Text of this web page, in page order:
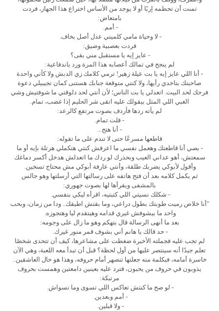
تمنت أن تحطمه إربًا أو لا يوجد من الأساس اختراع هذا الجهاز، فردت
بامتعاض:
- أمم.
- لا وحياة مامي كلميني عدل أصل بخاف.
فردت بعصبية وضيق:
- عايز إيه يا مستقبل مني بقى؟
لم ينجح في تمالك أعصابه هذا المرة ورد باندفاعية:
- أنا اللي عايز إيه يا بت عيلة زهير! ترمي كلامك زي الدبش ولا كأني واحدة
صاحبتك بتاخدي رأيها، ولا كنتي متوقعة جنابك هستنى كمان تجيبيلي دعوة
فرحك لحد البيت. اتعدلي يا بت الناس؛ لأن أنتي لحد دلوقتي ما شوفتيش وشي
الغبي اللي المثل بيقولك عليه اتقى شر الحليم إذا غضب، تمام.
لم يأته ردها فأردف بصوت مرتفع كالرعد:
- قلت تمام.
- أنا هتج...
قاطعها مسرعًا حتى لا تندم على ما تقوله:
- بصي أنا قاطعتك وهعمل نفسي ما اعرفش كنتي هتكملي هرتلة بإيه أو ما
سمعتش، أهو عداني العيب وبحذرك لو ردك ما اتعدلش هدخل أكسر دماغك
وأقول لأبوكي يضربك طلقة، وأنتي عارفة أبوكي مش محتاج تسخين.
ثم يكمل كلامه بعد أن فتح هاتفه على رسالتها التي أرسلتها وهو جالس
بالمشفى ويقرأها لها بصوت جهوري:
- شكلك نسيتي اللي كتبتيه، اقرأه ليكي بنفسي.
"أنا خلاص رميت طوبتك بطول دراعي، وما بقتش اطيقك.. ودا من زمان، وبحب
واحد ما بيشوفش غيري قدامه وهيتقدم ليا وهتجوزه.
بعد ما أنهى الرسالة قال بتهكم وهو ما زال على وجومه:
- حد قالك يا هانم أني بشوف قمر منور غيرك.
لم تجب عليه فجملته الأخيرة ضغطت على مشاعرها، كيف أن تتحدى شخصًا
تعلم جيدًا أنه سينتصر عليها من أول لحظة؟ قبل أن تبدأ معه اللعبة، وهي الآن
خاسرة أمامه، فبكلمة منه جعلتها تنصهر أمام حروفه، وهذا هو حال العاشقين..
يذوبون في حروف من يحبون، فترد عليه بعينين دامعتين وهمست بحروف
مرتبكة:
- لو صح ما كنتش تعاكس اللي تسوى وما تسواش.
- أمم وبعدين.
- ولا قبلين.